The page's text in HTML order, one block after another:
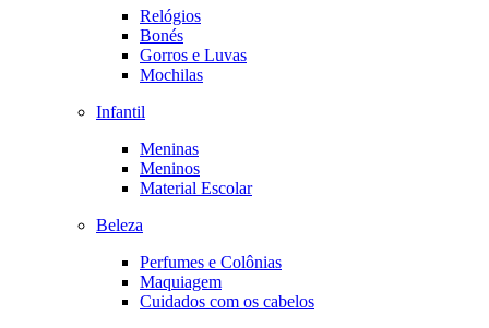
Relógios
Bonés
Gorros e Luvas
Mochilas
Infantil
Meninas
Meninos
Material Escolar
Beleza
Perfumes e Colônias
Maquiagem
Cuidados com os cabelos